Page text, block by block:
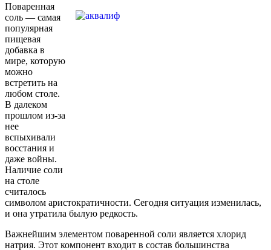
Поваренная
соль — самая
популярная
пищевая
добавка в
мире, которую
можно
встретить на
любом столе.
В далеком
прошлом из-за
нее
вспыхивали
восстания и
даже войны.
Наличие соли
на столе
считалось
символом аристократичности. Сегодня ситуация изменилась,
и она утратила былую редкость.
Важнейшим элементом поваренной соли является хлорид
натрия. Этот компонент входит в состав большинства